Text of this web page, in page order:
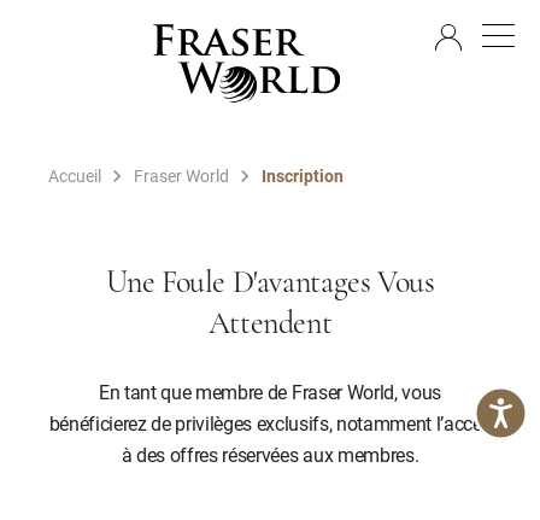
Accueil Fraser World Inscription
Une Foule D'avantages Vous
Attendent
En tant que membre de Fraser World, vous
bénéficierez de privilèges exclusifs, notamment l’accès
à des offres réservées aux membres.